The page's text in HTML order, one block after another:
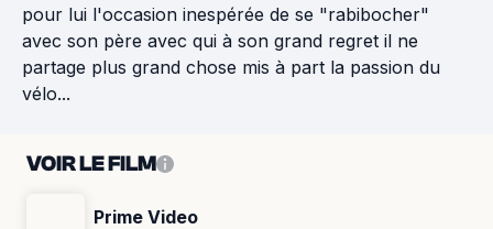
pour lui l'occasion inespérée de se "rabibocher"
avec son père avec qui à son grand regret il ne
partage plus grand chose mis à part la passion du
vélo...
VOIR LE FILM
Prime Video